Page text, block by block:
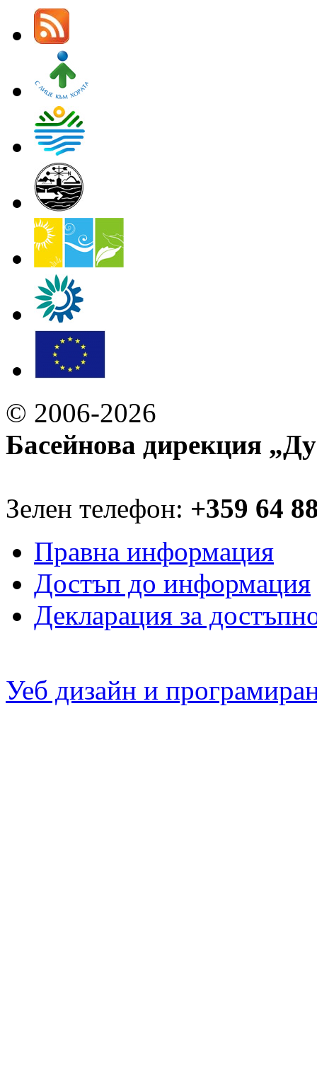
© 2006-2026
Басейнова дирекция
Зелен телефон: +359 64
Правна информация
Достъп до информация
Декларация за
Уеб дизайн и